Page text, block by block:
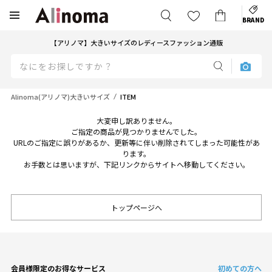
BRAND
【アリノマ】大きいサイズのレディースファッション通販
Alinoma(アリノマ)大きいサイズ ITEM
大変申し訳ありません。
ご指定の商品が見つかりませんでした。
URLのご指定に誤りがあるか、更新等に伴い削除されてしまった可能性があ
ります。
お手数とは思いますが、下記リンクからサイトへ移動してください。
トップページへ
会員様限定のお得なサービス 初めての方へ